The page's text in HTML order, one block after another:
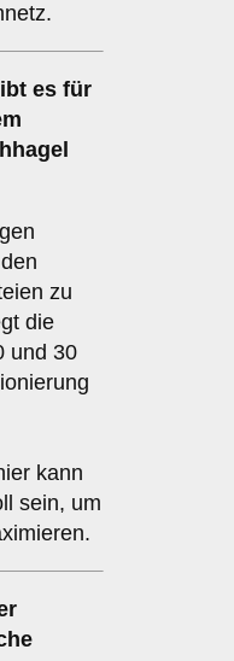
es für
zu
die
und 30
kann
sein, um